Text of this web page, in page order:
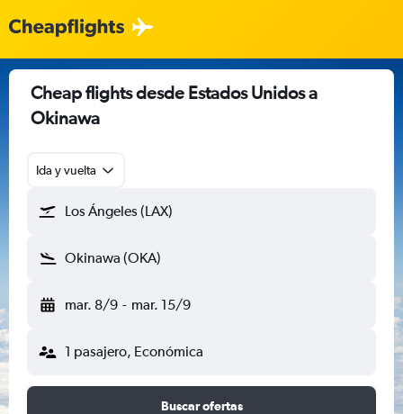
Cheap flights desde Estados Unidos a
Okinawa
Ida y vuelta
Los Ángeles (LAX)
Okinawa (OKA)
mar. 8/9 - mar. 15/9
1 pasajero, Económica
Buscar ofertas